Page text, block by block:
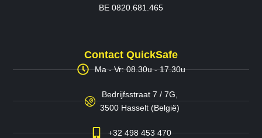
BE 0820.681.465
Contact QuickSafe
Ma - Vr: 08.30u - 17.30u
Bedrijfsstraat 7 / 7G,
3500 Hasselt (België)
+32 498 453 470